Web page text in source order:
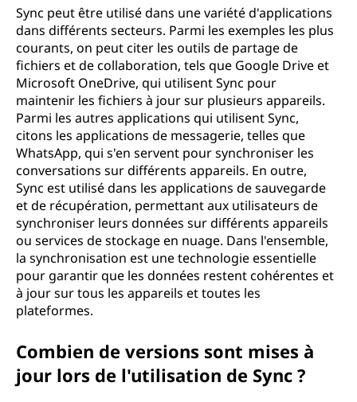
Sync peut être utilisé dans une variété d'applications
dans différents secteurs. Parmi les exemples les plus
courants, on peut citer les outils de partage de
fichiers et de collaboration, tels que Google Drive et
Microsoft OneDrive, qui utilisent Sync pour
maintenir les fichiers à jour sur plusieurs appareils.
Parmi les autres applications qui utilisent Sync,
citons les applications de messagerie, telles que
WhatsApp, qui s'en servent pour synchroniser les
conversations sur différents appareils. En outre,
Sync est utilisé dans les applications de sauvegarde
et de récupération, permettant aux utilisateurs de
synchroniser leurs données sur différents appareils
ou services de stockage en nuage. Dans l'ensemble,
la synchronisation est une technologie essentielle
pour garantir que les données restent cohérentes et
à jour sur tous les appareils et toutes les
plateformes.
Combien de versions sont mises à
jour lors de l'utilisation de Sync ?